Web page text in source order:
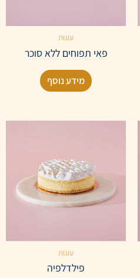
עוגות
פאי תפוחים ללא סוכר
מידע נוסף
עוגות
פילדלפיה